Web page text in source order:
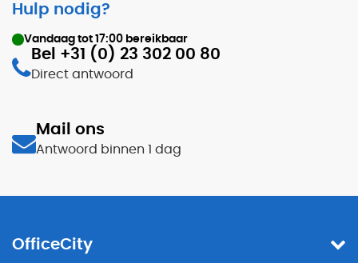
Hulp nodig?
Vandaag tot 17:00 bereikbaar
Bel +31 (0) 23 302 00 80
Direct antwoord
Mail ons
Antwoord binnen 1 dag
OfficeCity